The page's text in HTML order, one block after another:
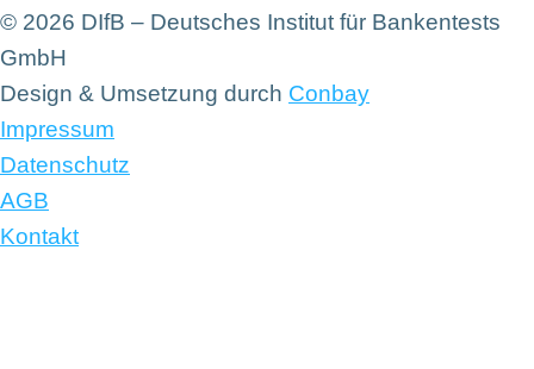
© 2026 DIfB – Deutsches Institut für Bankentests
GmbH
Design & Umsetzung durch Conbay
Impressum
Datenschutz
AGB
Kontakt